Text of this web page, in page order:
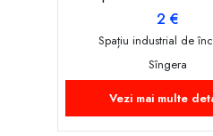
2 €
Spațiu industrial de
Sîngera
Vezi mai multe